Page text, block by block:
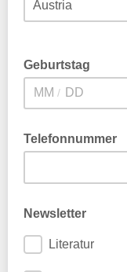
Geburtstag
/
Telefonnummer
Newsletter
Literatur